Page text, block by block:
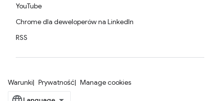
YouTube
Chrome dla deweloperów na LinkedIn
RSS
Warunki Prywatność Manage cookies